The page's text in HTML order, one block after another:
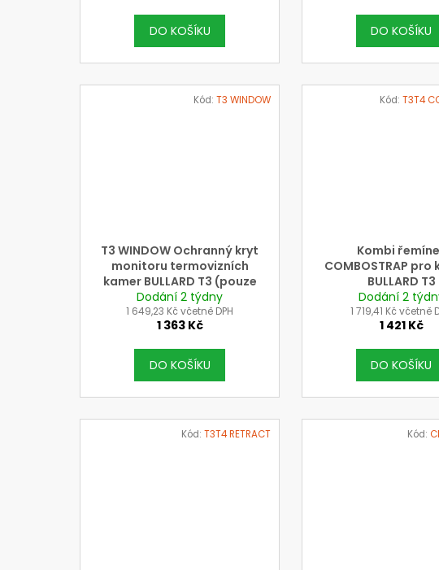
DO KOŠÍKU DO KOŠÍKU
T3 WINDOW Ochranný kryt
monitoru termovizních
kamer BULLARD T3 (pouze
T3)
Dodání 2 týdny
1 649,23 Kč včetně DPH
1 363 Kč
DO KOŠÍKU
Kód:T3 WINDOW
Kombi
COMBOSTRAP pro
BULLARD T3
Dodání 2
1 719,41 Kč včetně
1 421 Kč
DO KOŠÍKU
Kód: T3T4
Kód:T3T4 RETRACT Kód: